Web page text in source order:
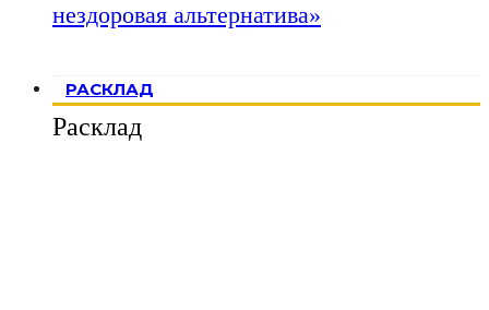
нездоровая альтернатива»
РАСКЛАД
Расклад